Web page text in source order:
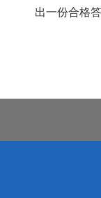
出一份合格答